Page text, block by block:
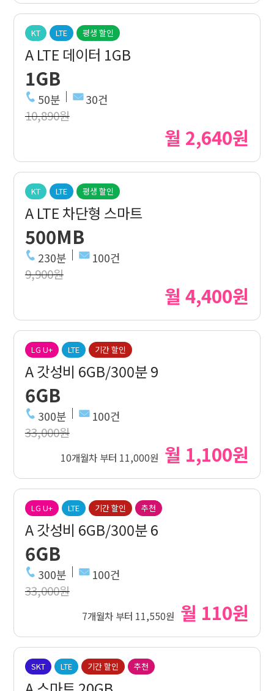
KT LTE 평생 할인
A LTE 데이터 1GB
1GB
50분 30건
10,890원
월 2,640원
KT LTE 평생 할인
A LTE 차단형 스마트
500MB
230분 100건
9,900원
월 4,400원
LG U+ LTE 기간 할인
A 갓성비 6GB/300분 9
6GB
300분 100건
33,000원
10개월차 부터 11,000원 월 1,100원
LG U+ LTE 기간 할인 추천
A 갓성비 6GB/300분 6
6GB
300분 100건
33,000원
7개월차 부터 11,550원 월 110원
SKT LTE 기간 할인 추천